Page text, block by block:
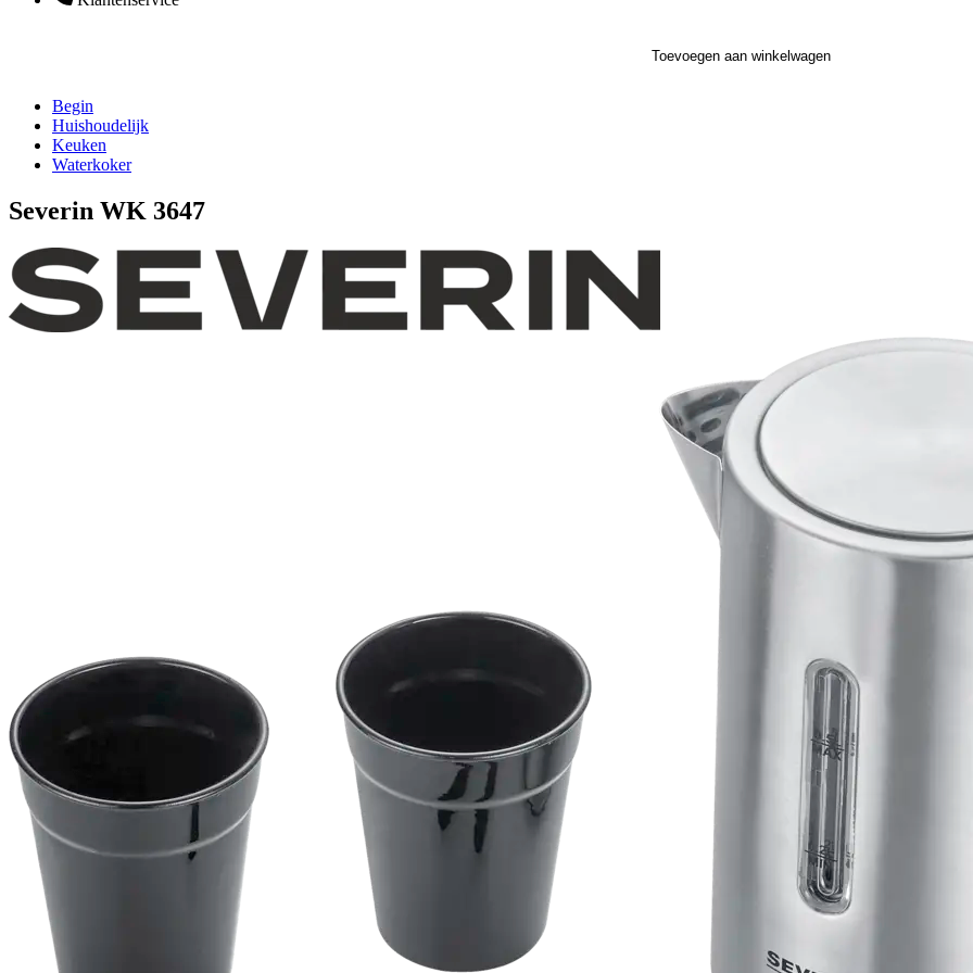
Toevoegen aan winkelwagen
Begin
Huishoudelijk
Keuken
Waterkoker
Severin WK 3647